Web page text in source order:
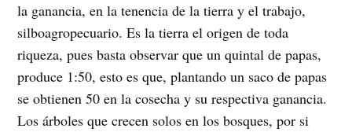
la ganancia, en la tenencia de la tierra y el trabajo,
silboagropecuario. Es la tierra el origen de toda
riqueza, pues basta observar que un quintal de papas,
produce 1:50, esto es que, plantando un saco de papas
se obtienen 50 en la cosecha y su respectiva ganancia.
Los árboles que crecen solos en los bosques, por si